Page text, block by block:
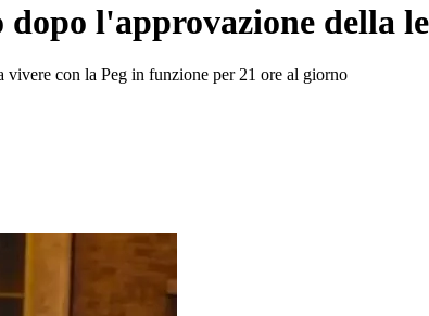
l'approvazione della
vivere con la Peg in funzione per 21 ore al giorno